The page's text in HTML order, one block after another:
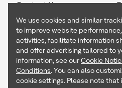
Contact Us
Copyright © 2026 Honeywell
Terms & Conditions
Privacy Statement
Your Privacy Choices
We use cookies and similar
to improve website
activities, facilitate information
and offer advertising tailored to
information, see ourCookie
Conditions. You can also
cookie settings. Please note that